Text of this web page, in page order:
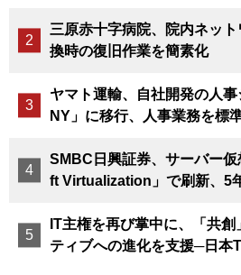
三原赤十字病院、院内ネッ
換時の復旧作業を簡素化
ヤマト運輸、自社開発の人
NY」に移行、人事業務を標
SMBC日興証券、サーバー
ft Virtualization」で刷新、5
IT主権を再び掌中に、「共
ティブへの進化を支援─日本